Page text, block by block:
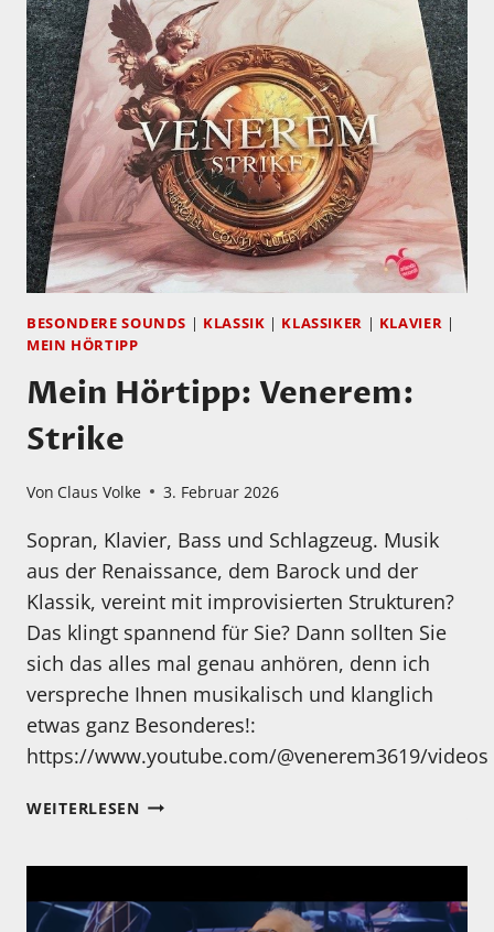
KHCHEICH
–
Y
MAM
ITHA
–
TRIBUTE
TO
FOUAD
ABDEL
MAJEED
BESONDERE SOUNDS | KLASSIK | KLASSIKER | KLAVIER |
MEIN HÖRTIPP
Mein Hörtipp: Venerem:
Strike
Von Claus Volke 3. Februar 2026
Sopran, Klavier, Bass und Schlagzeug. Musik
aus der Renaissance, dem Barock und der
Klassik, vereint mit improvisierten Strukturen?
Das klingt spannend für Sie? Dann sollten Sie
sich das alles mal genau anhören, denn ich
verspreche Ihnen musikalisch und klanglich
etwas ganz Besonderes!:
https://www.youtube.com/@venerem3619/videos
WEITERLESENMEIN